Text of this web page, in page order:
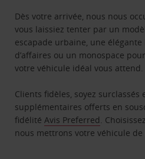
Dès votre arrivée, nous nous
vous laissiez tenter par un
escapade urbaine, une
d’affaires ou un monospace
votre véhicule idéal vous attend.
Clients fidèles, soyez
supplémentaires offerts en
fidélitéAvis Preferred.
nous mettrons votre véhicule